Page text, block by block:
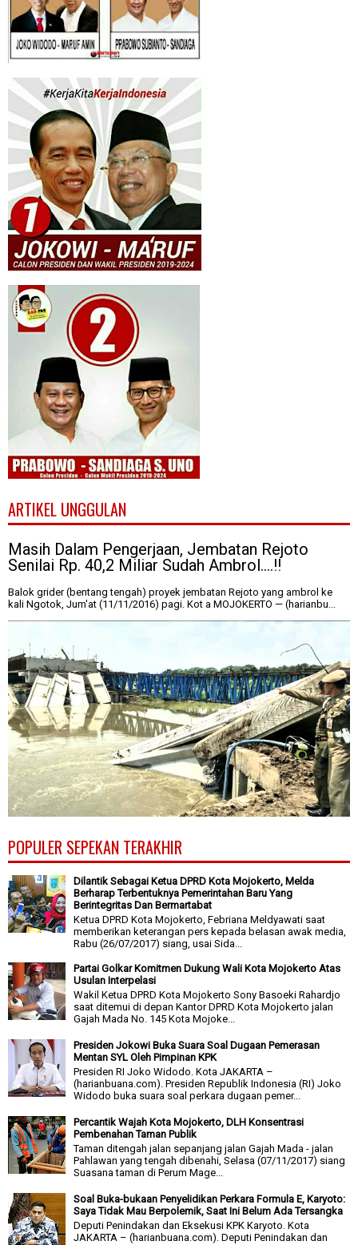
ARTIKEL UNGGULAN
Masih Dalam Pengerjaan, Jembatan Rejoto
Senilai Rp. 40,2 Miliar Sudah Ambrol....!!
Balok grider (bentang tengah) proyek jembatan Rejoto yang ambrol ke
kali Ngotok, Jum'at (11/11/2016) pagi. Kot a MOJOKERTO — (harianbu...
POPULER SEPEKAN TERAKHIR
Dilantik Sebagai Ketua DPRD Kota Mojokerto, Melda
Berharap Terbentuknya Pemerintahan Baru Yang
Berintegritas Dan Bermartabat
Ketua DPRD Kota Mojokerto, Febriana Meldyawati saat
memberikan keterangan pers kepada belasan awak media,
Rabu (26/07/2017) siang, usai Sida...
Partai Golkar Komitmen Dukung Wali Kota Mojokerto Atas
Usulan Interpelasi
Wakil Ketua DPRD Kota Mojokerto Sony Basoeki Rahardjo
saat ditemui di depan Kantor DPRD Kota Mojokerto jalan
Gajah Mada No. 145 Kota Mojoke...
Presiden Jokowi Buka Suara Soal Dugaan Pemerasan
Mentan SYL Oleh Pimpinan KPK
Presiden RI Joko Widodo. Kota JAKARTA –
(harianbuana.com). Presiden Republik Indonesia (RI) Joko
Widodo buka suara soal perkara dugaan pemer...
Percantik Wajah Kota Mojokerto, DLH Konsentrasi
Pembenahan Taman Publik
Taman ditengah jalan sepanjang jalan Gajah Mada - jalan
Pahlawan yang tengah dibenahi, Selasa (07/11/2017) siang
Suasana taman di Perum Mage...
Soal Buka-bukaan Penyelidikan Perkara Formula E, Karyoto:
Saya Tidak Mau Berpolemik, Saat Ini Belum Ada Tersangka
Deputi Penindakan dan Eksekusi KPK Karyoto. Kota
JAKARTA – (harianbuana.com). Deputi Penindakan dan